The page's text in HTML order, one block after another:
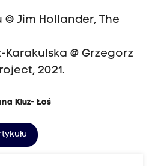
© Jim Hollander, The
Karakulska @ Grzegorz
2021.
Kluz- Łoś